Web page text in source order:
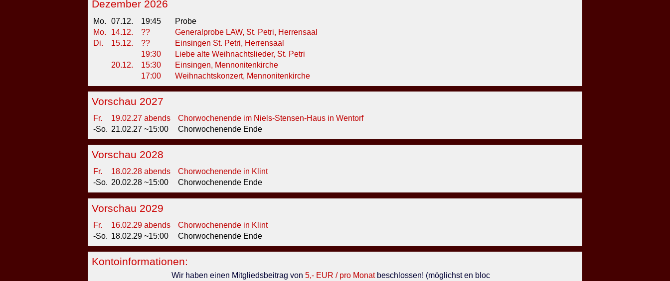
Dezember 2026
Mo. 07.12. 19:45
Probe
Mo.
14.12. ??
Generalprobe LAW, St. Petri, Herrensaal
Di.
15.12. ??
Einsingen St. Petri, Herrensaal
19:30
Liebe alte Weihnachtslieder, St. Petri
20.12.
15:30
Einsingen, Mennonitenkirche
17:00
Weihnachtskonzert, Mennonitenkirche
Vorschau 2027
Fr. 19.02.27 abends
Chorwochenende im Niels-Stensen-Haus in Wentorf
-So. 21.02.27 ~15:00 Chorwochenende Ende
Vorschau 2028
Fr. 18.02.28 abends
Chorwochenende in Klint
-So. 20.02.28 ~15:00 Chorwochenende Ende
Vorschau 2029
Fr. 16.02.29 abends
Chorwochenende in Klint
-So. 18.02.29 ~15:00 Chorwochenende Ende
Kontoinformationen:
Wir haben einen Mitgliedsbeitrag von 5,- EUR / pro Monat beschlossen! (möglichst en bloc